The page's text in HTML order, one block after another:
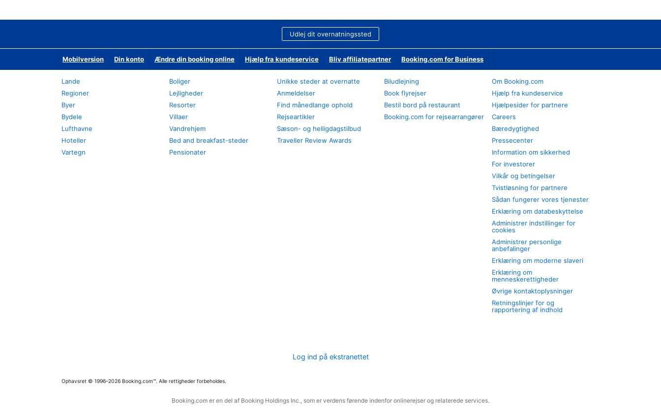
Udlej dit overnatningssted
Mobilversion Din konto Ændre din booking online Hjælp fra kundeservice Bliv affiliatepartner Booking.com for Business
Lande
Regioner
Byer
Bydele
Lufthavne
Hoteller
Vartegn
Boliger
Lejligheder
Resorter
Villaer
Vandrehjem
Bed and breakfast-steder
Pensionater
Unikke steder at overnatte
Anmeldelser
Find månedlange ophold
Rejseartikler
Sæson- og helligdagstilbud
Traveller Review Awards
Biludlejning
Book flyrejser
Bestil bord på restaurant
Booking.com for rejsearrangører
Om Booking.com
Hjælp fra kundeservice
Hjælpesider for partnere
Careers
Bæredygtighed
Pressecenter
Information om sikkerhed
For investorer
Vilkår og betingelser
Tvistløsning for partnere
Sådan fungerer vores tjenester
Erklæring om databeskyttelse
Administrer indstillinger for
cookies
Administrer personlige
anbefalinger
Erklæring om moderne slaveri
Erklæring om
menneskerettigheder
Øvrige kontaktoplysninger
Retningslinjer for og
rapportering af indhold
Log ind på ekstranettet
Ophavsret © 1996–2026 Booking.com™. Alle rettigheder forbeholdes.
Booking.com er en del af Booking Holdings Inc., som er verdens førende indenfor onlinerejser og relaterede services.